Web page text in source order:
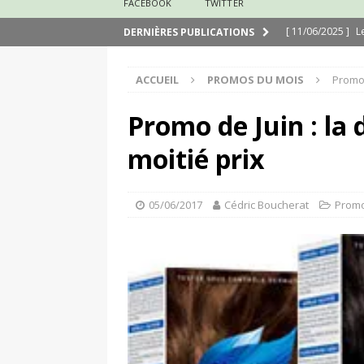
FACEBOOK TWITTER
DERNIÈRES PUBLICATIONS [ 11/06/2025 ]
[ 24/03/2025 ]
[ 24/03/2025 ]
ACCUEIL PROMOS DU MOIS
Promo de Juin :
moitié prix
05/06/2017 Cédric Boucherat